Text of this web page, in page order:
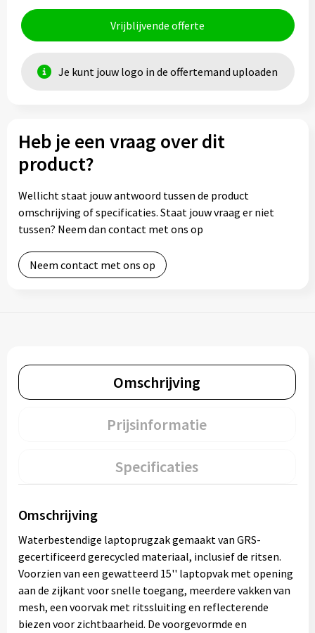
Vrijblijvende offerte
Je kunt jouw logo in de offertemand uploaden
Heb je een vraag over dit
product?
Wellicht staat jouw antwoord tussen de product
omschrijving of specificaties. Staat jouw vraag er niet
tussen? Neem dan contact met ons op
Neem contact met ons op
Omschrijving
Prijsinformatie
Specificaties
Omschrijving
Waterbestendige laptoprugzak gemaakt van GRS-
gecertificeerd gerecycled materiaal, inclusief de ritsen.
Voorzien van een gewatteerd 15'' laptopvak met opening
aan de zijkant voor snelle toegang, meerdere vakken van
mesh, een voorvak met ritssluiting en reflecterende
biezen voor zichtbaarheid. De voorgevormde en